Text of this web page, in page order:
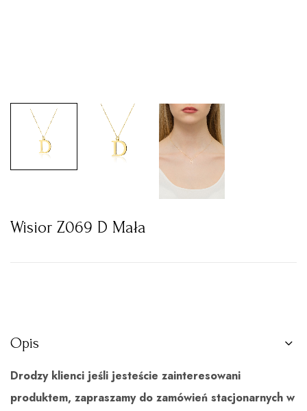
Wisior Z069 D Mała
Opis
Drodzy klienci jeśli jesteście zainteresowani
produktem, zapraszamy do zamówień stacjonarnych w